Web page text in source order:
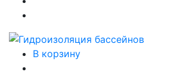
В корзину